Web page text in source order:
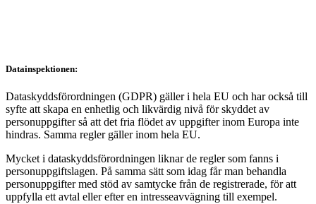
Datainspektionen:
Dataskyddsförordningen (GDPR) gäller i hela EU och har också till
syfte att skapa en enhetlig och likvärdig nivå för skyddet av
personuppgifter så att det fria flödet av uppgifter inom Europa inte
hindras. Samma regler gäller inom hela EU.
Mycket i dataskyddsförordningen liknar de regler som fanns i
personuppgiftslagen. På samma sätt som idag får man behandla
personuppgifter med stöd av samtycke från de registrerade, för att
uppfylla ett avtal eller efter en intresseavvägning till exempel.